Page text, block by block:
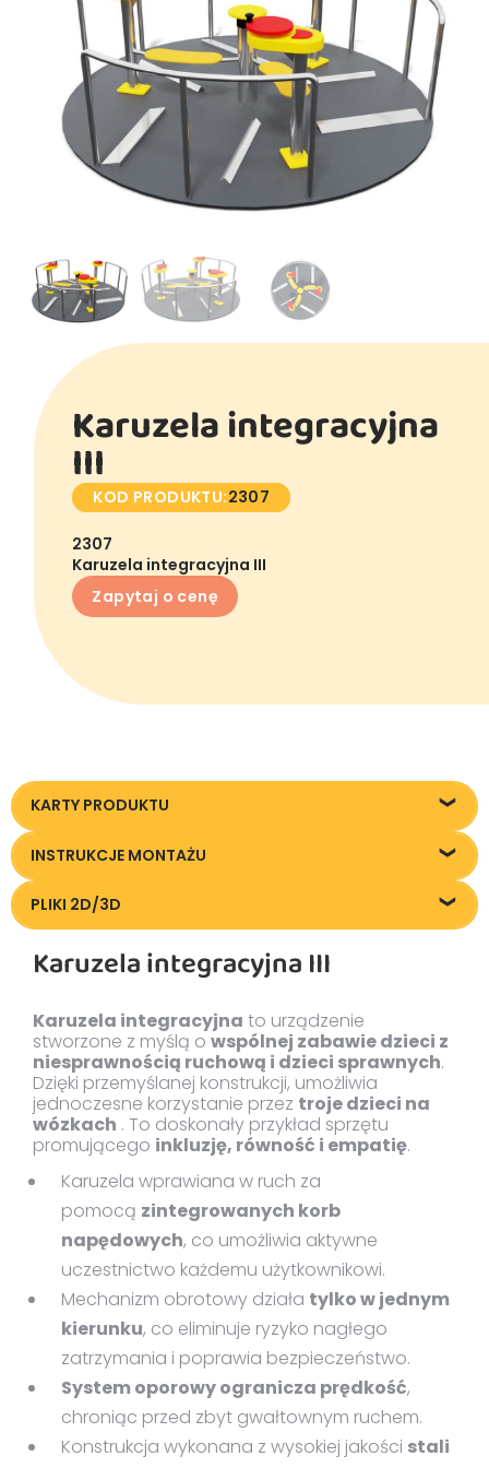
Karuzela integracyjna
III
KOD PRODUKTU:2307
2307
Karuzela integracyjna III
Zapytaj o cenę
KARTY PRODUKTU
2307_Karuzela-integracyjna-3-
osobowa_KT20250918
INSTRUKCJE MONTAŻU
2307_Karuzela-integracyjna-3-os_IM20250918
PLIKI 2D/3D
2307_Karuzela-integracyjna-3-
osobowa_20240709
Karuzela integracyjna III
Karuzela integracyjna to urządzenie
stworzone z myślą o wspólnej zabawie dzieci z
niesprawnością ruchową i dzieci sprawnych.
Dzięki przemyślanej konstrukcji, umożliwia
jednoczesne korzystanie przez troje dzieci na
wózkach . To doskonały przykład sprzętu
promującego inkluzję, równość i empatię.
Karuzela wprawiana w ruch za
pomocą zintegrowanych korb
napędowych, co umożliwia aktywne
uczestnictwo każdemu użytkownikowi.
Mechanizm obrotowy działa tylko w jednym
kierunku, co eliminuje ryzyko nagłego
zatrzymania i poprawia bezpieczeństwo.
System oporowy ogranicza prędkość,
chroniąc przed zbyt gwałtownym ruchem.
Konstrukcja wykonana z wysokiej jakości stali